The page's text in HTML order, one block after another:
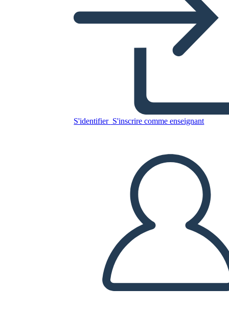
S'identifier S'inscrire comme enseignant
Copiez ce storyboard
CRÉER UN STORYBOARD
LIS-MOI